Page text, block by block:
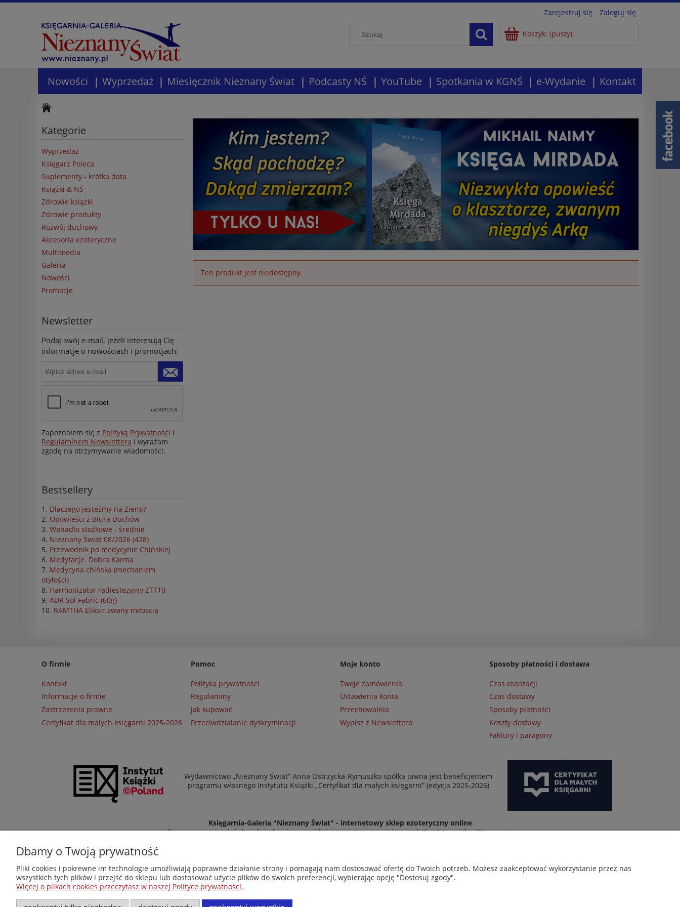
Zarejestruj się Zaloguj się
Koszyk: (pusty)
Nowości Wyprzedaż Miesięcznik Nieznany Świat Podcasty NŚ YouTube Spotkania w KGNŚ e-Wydanie Kontakt
Kategorie
Wyprzedaż
Księgarz Poleca
Suplementy - krótka data
Książki & NŚ
Zdrowie książki
Zdrowie produkty
Rozwój duchowy
Akcesoria ezoteryczne
Multimedia
Galeria
Nowości
Promocje
Newsletter
Podaj swój e-mail, jeżeli interesują Cię
informacje o nowościach i promocjach.
Zapoznałem się z Polityką Prywatności i
Regulaminem Newslettera i wyrażam
zgodę na otrzymywanie wiadomości.
Bestsellery
Dlaczego jesteśmy na Ziemi?
Opowieści z Biura Duchów
Wahadło stożkowe - średnie
Nieznany Świat 08/2026 (428)
Przewodnik po medycynie Chińskiej
Medytacje. Dobra Karma
Medycyna chińska (mechanizm
otyłości)
Harmonizator radiestezyjny ZTT10
ADR Sol Fabric (60g)
RAMTHA Eliksir zwany miłoscią
Ten produkt jest niedostępny.
O firmie
Kontakt
Informacje o firmie
Zastrzeżenia prawne
Certyfikat dla małych księgarni 2025-2026
Pomoc
Polityka prywatności
Regulaminy
Jak kupować
Przeciwdziałanie dyskryminacji
Moje konto
Twoje zamówienia
Ustawienia konta
Przechowalnia
Wypisz z Newslettera
Sposoby płatności i dostawa
Czas realizacji
Czas dostawy
Sposoby płatności
Koszty dostawy
Faktury i paragony
Wydawnictwo „Nieznany Świat” Anna Ostrzycka-Rymuszko spółka jawna jest beneficjentem
programu własnego Instytutu Książki „Certyfikat dla małych księgarni” (edycja 2025-2026)
Księgarnia-Galeria "Nieznany Świat" - internetowy sklep ezoteryczny online
Zapraszamy również do odwiedzenia naszej księgarni stacjonarnej przy ul. Kredytowej 2 w Warszawie
Dbamy o Twoją prywatność
Pliki cookies i pokrewne im technologie umożliwiają poprawne działanie strony i pomagają nam dostosować ofertę do Twoich potrzeb. Możesz zaakceptować wykorzystanie przez nas
wszystkich tych plików i przejść do sklepu lub dostosować użycie plików do swoich preferencji, wybierając opcję "Dostosuj zgody".
Więcej o plikach cookies przeczytasz w naszej Polityce prywatności.